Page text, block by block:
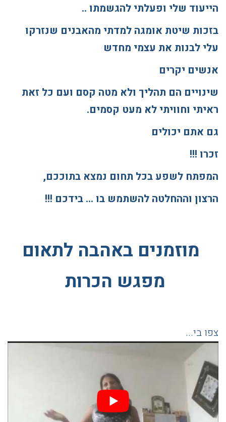
הייעוד שלי ופעלתי להגשמתו ..
בזכות שיטת אומגה למדתי מהאבנים שנזרקו
עלי לבנות את עצמי מחדש
אנשים יקרים
שינויים הם תהליך ולא מטה קסם ועם כל זאת
ראיתי וחוויתי לא מעט קסמים.
גם אתם יכולים
זכרו !!!
המפתח לשפע בכל תחום נמצא בתוככם,
הרצון וההחלטה להשתמש בו … בידכם !!!
מוזמנים באהבה לתאום
מפגש הכרות
צפו בי...